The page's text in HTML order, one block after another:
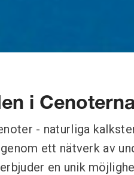
i Cenoterna
- naturliga
ett nätverk av
en unik